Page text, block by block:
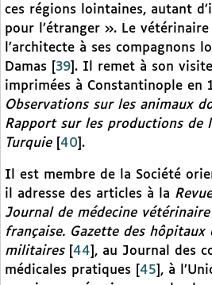
ces régions lointaines, autant
pour l’étranger ». Le vétérinaire
l’architecte à ses compagnons
Damas
39 . Il remet à son
imprimées à Constantinople en
Observations sur les animaux
Rapport sur les productions de
Turquie[ 40 .
Il est membre de la Société
il adresse des articles à la
Journal de médecine vétérinaire[
française. Gazette des hôpitaux
militaires[ 44 , au Journal des
médicales pratiques
45 , à